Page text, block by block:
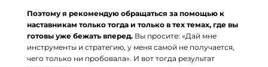
Поэтому я рекомендую обращаться за помощью к
наставникам только тогда и только в тех темах, где вы
готовы уже бежать вперед. Вы просите: «Дай мне
инструменты и стратегию, у меня самой не получается,
чего только ни пробовала». И вот тогда результат